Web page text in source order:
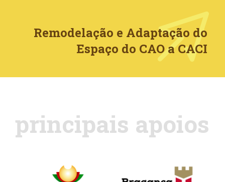
Remodelação e Adaptação do
Espaço do CAO a CACI
principais apoios